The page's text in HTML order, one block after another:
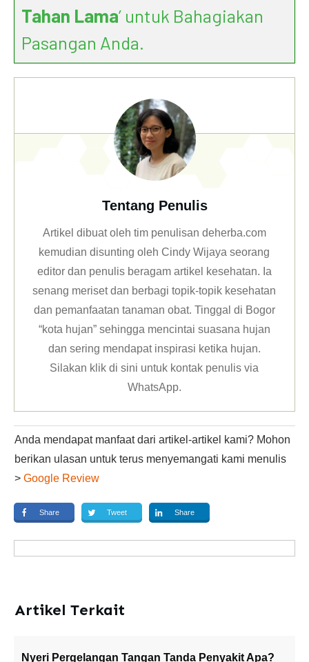
Tahan Lama’ untuk Bahagiakan
Pasangan Anda.
Tentang Penulis
Artikel dibuat oleh tim penulisan deherba.com
kemudian disunting oleh Cindy Wijaya seorang
editor dan penulis beragam artikel kesehatan. Ia
senang meriset dan berbagi topik-topik kesehatan
dan pemanfaatan tanaman obat. Tinggal di Bogor
“kota hujan” sehingga mencintai suasana hujan
dan sering mendapat inspirasi ketika hujan.
Silakan klikdi sini untuk kontak penulis via
WhatsApp.
Anda mendapat manfaat dari artikel-artikel kami? Mohon
berikan ulasan untuk terus menyemangati kami menulis
> Google Review
Share Tweet Share
Artikel Terkait
Nyeri Pergelangan Tangan Tanda Penyakit Apa?